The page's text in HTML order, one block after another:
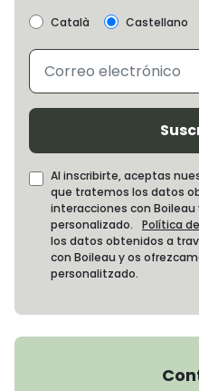
Català Castellano
Al inscribirte, aceptas
que tratemos los datos
interacciones con
personalizado. Política
los datos obtenidos a
con Boileau y os
personalitzado.